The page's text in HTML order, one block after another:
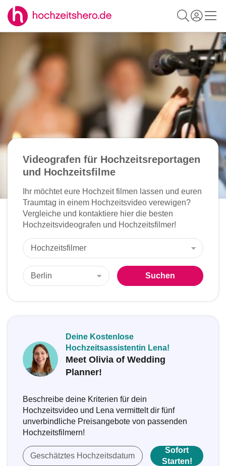
Videografen für Hochzeitsreportagen
und Hochzeitsfilme
Ihr möchtet eure Hochzeit filmen lassen und euren
Traumtag in einem Hochzeitsvideo verewigen?
Vergleiche und kontaktiere hier die besten
Hochzeitsvideografen und Hochzeitsfilmer!
Suchen
Deine Kostenlose
Hochzeitsassistentin Lena!
Meet Olivia of Wedding
Planner!
Beschreibe deine Kriterien für dein
Hochzeitsvideo und Lena vermittelt dir fünf
unverbindliche Preisangebote von passenden
Hochzeitsfilmern!
Geschätztes Hochzeitsdatum
Sofort
Starten!